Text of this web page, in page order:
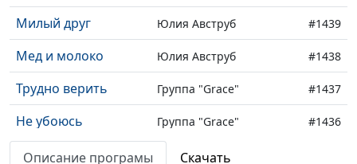
Милый друг Юлия Авструб #1439
Мед и молоко Юлия Авструб #1438
Трудно верить Группа "Grace" #1437
Не убоюсь Группа "Grace" #1436
Любовь Группа "Grace"
Описание програмы Скачать